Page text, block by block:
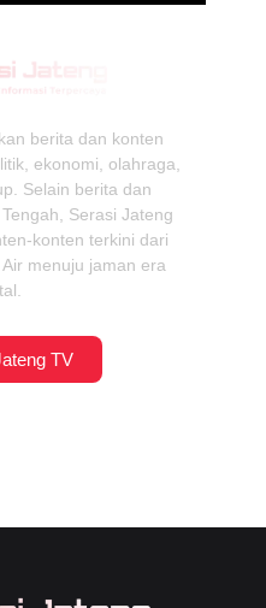
berita dan konten
ekonomi, olahraga,
Selain berita dan
Serasi Jateng
konten terkini dari
menuju jaman era
TV